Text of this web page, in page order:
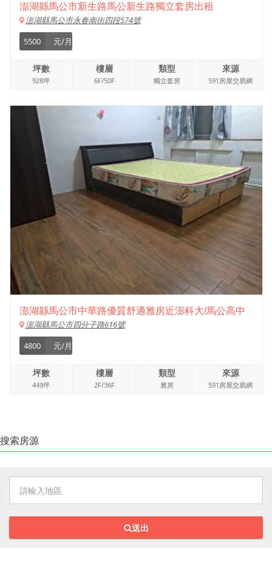
澎湖縣馬公市新生路馬公新生路獨立套房出租
澎湖縣馬公市永春南街四段574號
5500
元/月
坪數
928坪
樓層
6F/50F
類型
獨立套房
來源
591房屋交易網
澎湖縣馬公市中華路優質舒適雅房近澎科大/馬公高中
澎湖縣馬公市四分子路616號
4800
元/月
坪數
449坪
樓層
2F/36F
類型
雅房
來源
591房屋交易網
搜索房源
送出